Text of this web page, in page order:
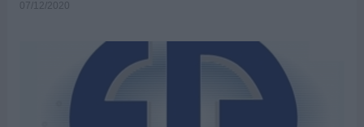
07/12/2020